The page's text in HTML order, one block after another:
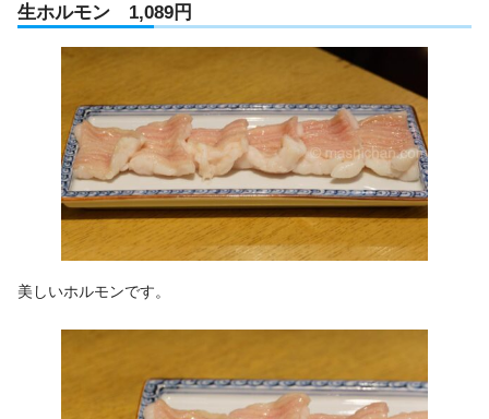
生ホルモン 1,089円
美しいホルモンです。